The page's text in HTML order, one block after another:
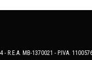
MB-1370021 - P.IVA.